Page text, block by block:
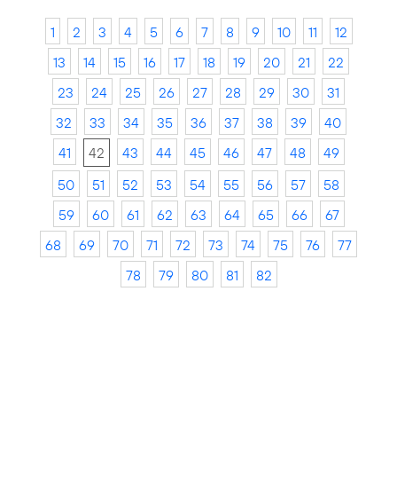
1 2 3 4 5 6 7 8 9 10 11
12
13
14 15 16 17 18 19 20 21
22
23
24 25 26 27 28 29 30
31
32
33 34 35 36 37 38 39
40
41
42 43 44 45 46 47 48
49
50
51 52 53 54 55 56 57
58
59
60 61 62 63 64 65 66
67
68
69 70 71 72 73 74 75 76
77
78
79 80 81 82